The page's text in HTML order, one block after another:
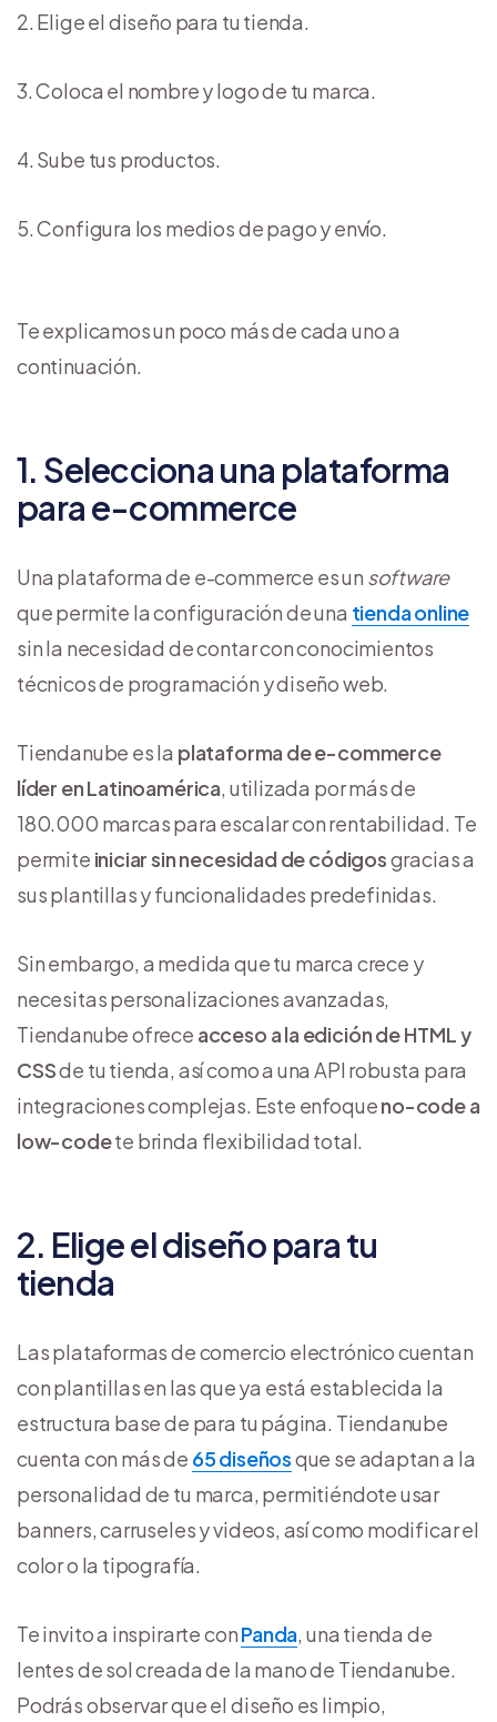
Elige el diseño para tu tienda.
Coloca el nombre y logo de tu marca.
Sube tus productos.
Configura los medios de pago y envío.
Te explicamos un poco más de cada uno a
continuación.
1. Selecciona una plataforma
para e-commerce
Una plataforma de e-commerce es un software
que permite la configuración de una tienda online
sin la necesidad de contar con conocimientos
técnicos de programación y diseño web.
Tiendanube es la plataforma de e-commerce
líder en Latinoamérica, utilizada por más de
180.000 marcas para escalar con rentabilidad. Te
permite iniciar sin necesidad de códigosgracias a
sus plantillas y funcionalidades predefinidas.
Sin embargo, a medida que tu marca crece y
necesitas personalizaciones avanzadas,
Tiendanube ofrece acceso a la edición de HTML y
CSSde tu tienda, así como a una API robusta para
integraciones complejas. Este enfoqueno-code a
low-codete brinda flexibilidad total.
2. Elige el diseño para tu
tienda
Las plataformas de comercio electrónico cuentan
con plantillas en las que ya está establecida la
estructura base de para tu página. Tiendanube
cuenta con más de 65 diseñosque se adaptan a la
personalidad de tu marca, permitiéndote usar
banners, carruseles y videos, así como modificar el
color o la tipografía.
Te invito a inspirarte conPanda, una tienda de
lentes de sol creada de la mano de Tiendanube.
Podrás observar que el diseño es limpio,